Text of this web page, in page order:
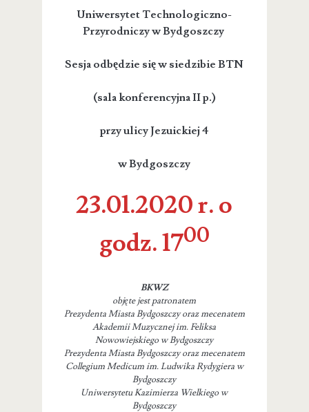
Uniwersytet Technologiczno-
Przyrodniczy w Bydgoszczy
Sesja odbędzie się w siedzibie BTN
(sala konferencyjna II p.)
przy ulicy Jezuickiej 4
w Bydgoszczy
23.01.2020 r. o
godz. 1700
BKWZ
objęte jest patronatem
Prezydenta Miasta Bydgoszczy oraz mecenatem
Akademii Muzycznej im. Feliksa
Nowowiejskiego w Bydgoszczy
Prezydenta Miasta Bydgoszczy oraz mecenatem
Collegium Medicum im. Ludwika Rydygiera w
Bydgoszczy
Uniwersytetu Kazimierza Wielkiego w
Bydgoszczy